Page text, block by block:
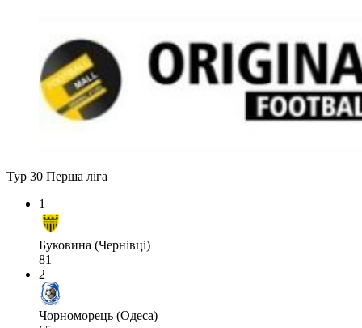
Тур 30 Перша ліга
1
Буковина (Чернівці)
81
2
Чорноморець (Одеса)